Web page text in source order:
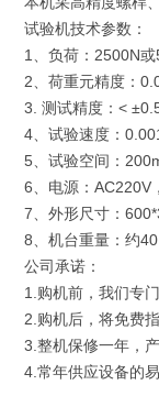
试验机技术参数：
1、负荷：2500N
2、荷重元精度：
3. 测试精度：<
4、试验速度：
5、试验空间：
6、电源：AC220V
7、外形尺寸：
8、机台重量：约
公司承诺：
1.购机前，我们专
2.购机后，将免费
3.整机保修一年，
4.常年供应设备的